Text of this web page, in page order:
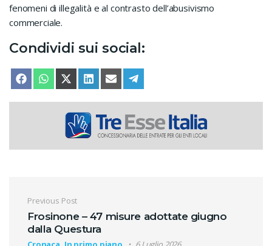
fenomeni di illegalità e al contrasto dell’abusivismo
commerciale.
Condividi sui social:
SHARE ON
FACEBOOKSHARE ON
WHATSAPPSHARE ON
X (TWITTER)
SHARE ON
LINKEDINSHARE ON
EMAIL
Navigazione articoli
Previous Post
Frosinone – 47 misure adottate giugno
dalla Questura